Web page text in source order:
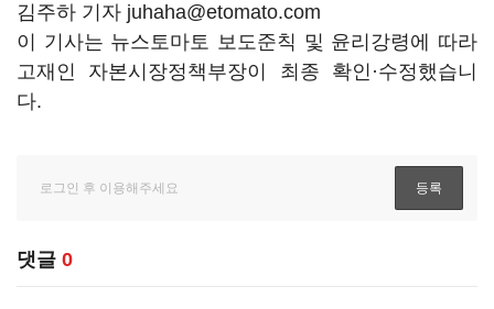
김주하 기자 juhaha@etomato.com
이 기사는 뉴스토마토 보도준칙 및 윤리강령에 따라
고재인 자본시장정책부장이 최종 확인·수정했습니
다.
댓글 0